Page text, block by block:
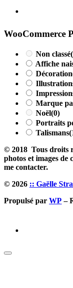
WooCommerce
Non classé
Affiche
Décoration
Marque
Noël(0)
Portraits
Talismans
© 2018 Tous droits
photos et images de
me contacter.
© 2026 :: Gaëlle
Propulsé par WP–